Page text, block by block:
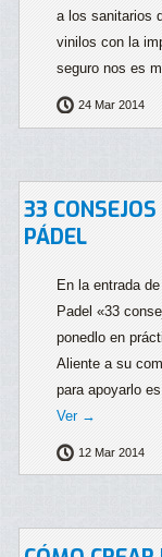
a los sanitarios
vinilos con la
seguro nos es
24 Mar 2014
33
PÁDEL
En la entrada
Padel «33
ponedlo en
Aliente a su
para apoyarlo
Ver →
12 Mar 2014